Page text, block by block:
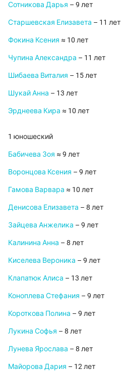
Сотникова Дарья – 9 лет
Старшевская Елизавета – 11 лет
Фокина Ксения ≈ 10 лет
Чупина Александра – 11 лет
Шибаева Виталия – 15 лет
Шукай Анна – 13 лет
Эрднеева Кира ≈ 10 лет
1 юношеский
Бабичева Зоя ≈ 9 лет
Воронцова Ксения – 9 лет
Гамова Варвара ≈ 10 лет
Денисова Елизавета – 8 лет
Зайцева Анжелика – 9 лет
Калинина Анна – 8 лет
Киселева Вероника – 9 лет
Клапатюк Алиса – 13 лет
Коноплева Стефания – 9 лет
Короткова Полина – 9 лет
Лукина Софья – 8 лет
Лунева Ярослава – 8 лет
Майорова Дария – 12 лет